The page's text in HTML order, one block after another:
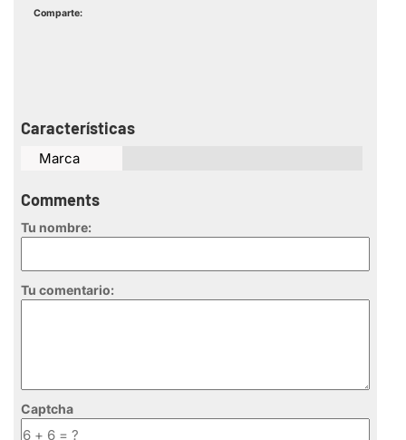
Comparte:
Características
Marca
Comments
Tu nombre:
Tu comentario:
Captcha